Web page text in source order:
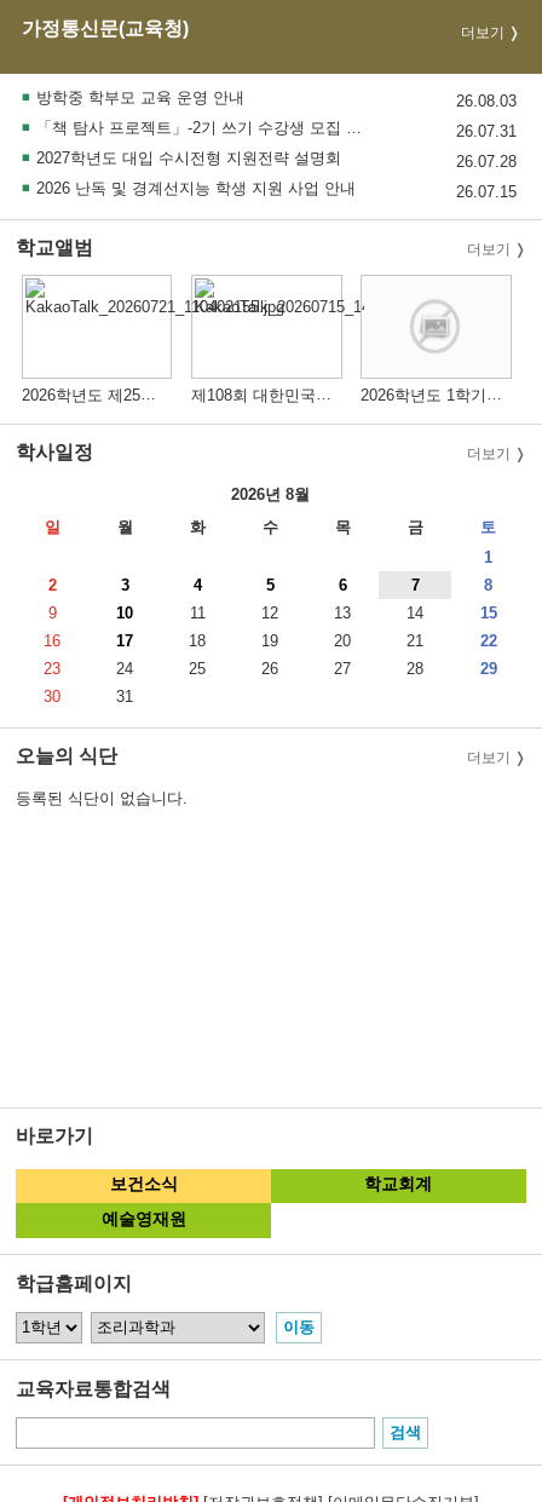
가정통신문(교육청) 더보기
방학중 학부모 교육 운영 안내
26.08.03
「책 탐사 프로젝트」-2기 쓰기 수강생 모집 안내
26.07.31
2027학년도 대입 수시전형 지원전략 설명회
26.07.28
2026 난독 및 경계선지능 학생 지원 사업 안내
26.07.15
학교앨범 더보기
2026학년도 제25회 매송 축제 제108회 대한민국교육감 협의회 총최 식전행사 공연 참석 2026학년도 1학기 매송주간 및 자율적 교육과정(한국음악과)
학사일정 더보기
2026년 8월
일
월 화 수 목 금
토
1
2
3 4 5 6 7
8
9
10 11 12 13 14
15
16
17 18 19 20 21
22
23
24 25 26 27 28
29
30
31
오늘의 식단 더보기
등록된 식단이 없습니다.
바로가기
보건소식
학교회계
예술영재원
학급홈페이지
교육자료통합검색